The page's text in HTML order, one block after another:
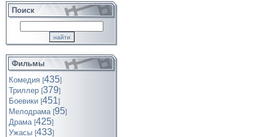
Поиск
Фильмы
Комедия [435]
Триллер [379]
Боевики [451]
Мелодрама [95]
Драма [425]
Ужасы [433]